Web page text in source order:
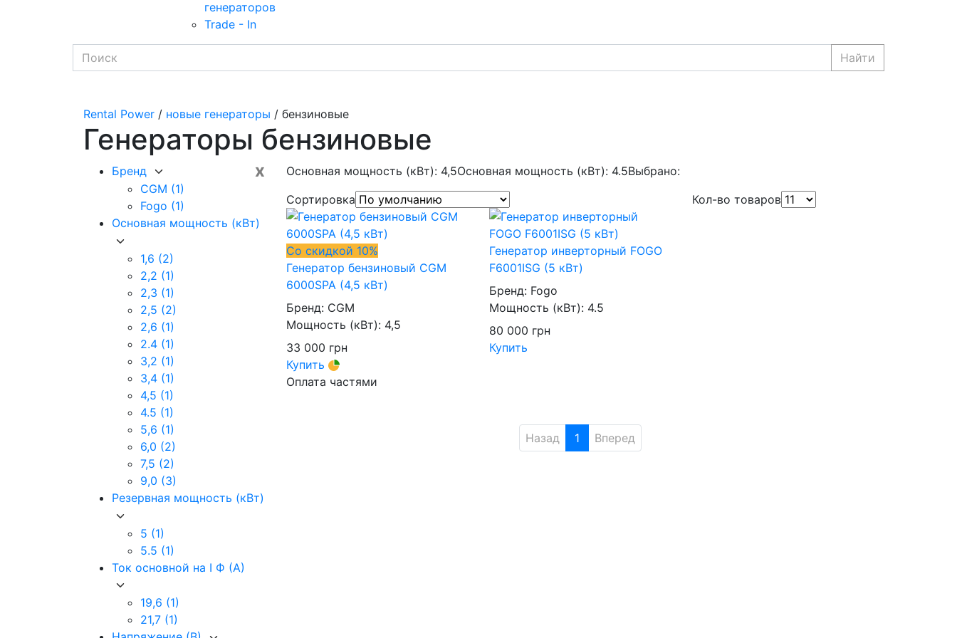
генераторов
Trade - In
Найти
Rental Power / новые генераторы / бензиновые
Генераторы бензиновые
x
Бренд
CGM (1)
Fogo (1)
Основная мощность (кВт)
1,6 (2)
2,2 (1)
2,3 (1)
2,5 (2)
2,6 (1)
2.4 (1)
3,2 (1)
3,4 (1)
4,5 (1)
4.5 (1)
5,6 (1)
6,0 (2)
7,5 (2)
9,0 (3)
Резервная мощность (кВт)
5 (1)
5.5 (1)
Ток основной на I Ф (А)
19,6 (1)
21,7 (1)
Основная мощность (кВт): 4,5Основная мощность (кВт): 4.5Выбрано:
Сортировка
Кол-во товаров
Со скидкой 10%
Генератор бензиновый CGM
6000SPA (4,5 кВт)
Бренд: CGM
Мощность (кВт): 4,5
33 000 грн
Купить
Оплата частями
Генератор инверторный FOGO
F6001ISG (5 кВт)
Бренд: Fogo
Мощность (кВт): 4.5
80 000 грн
Купить
Назад 1 Вперед